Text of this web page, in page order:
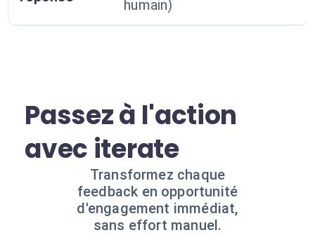
humain)
Passez à l'action
avec iterate
Transformez chaque
feedback en opportunité
d'engagement immédiat,
sans effort manuel.